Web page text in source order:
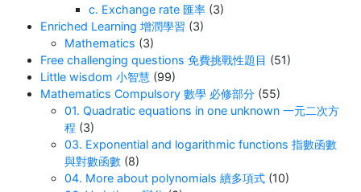
c. Exchange rate 匯率 (3)
Enriched Learning 增潤學習 (3)
Mathematics (3)
Free challenging questions 免費挑戰性題目 (51)
Little wisdom 小智慧 (99)
Mathematics Compulsory 數學 必修部分 (55)
01. Quadratic equations in one unknown 一元二次方
程 (3)
03. Exponential and logarithmic functions 指數函數
與對數函數 (8)
04. More about polynomials 續多項式 (10)